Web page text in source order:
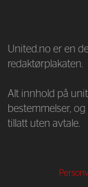
United.no er en
redaktørplakaten.
Alt innhold på
bestemmelser,
tillatt uten avtale.